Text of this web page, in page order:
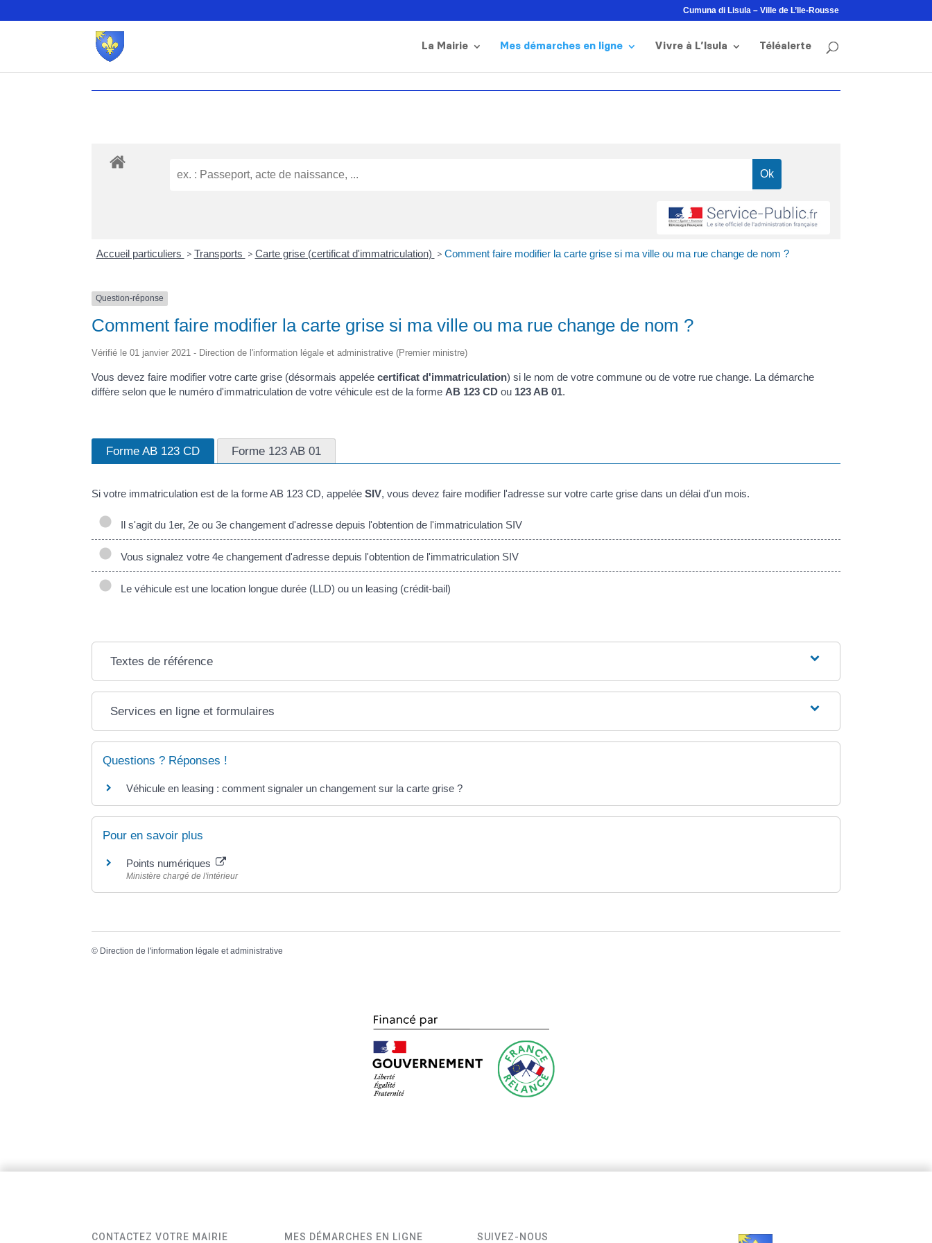
Cumuna di Lisula – Ville de L’Ile-Rousse
La Mairie Mes démarches en ligne Vivre à L’Isula Téléalerte
Accueil particuliers > Transports > Carte grise (certificat d'immatriculation) > Comment faire modifier la carte grise si ma ville ou ma rue change de nom ?
Question-réponse
Comment faire modifier la carte grise si ma ville ou ma rue change de nom ?
Vérifié le 01 janvier 2021 - Direction de l'information légale et administrative (Premier ministre)
Vous devez faire modifier votre carte grise (désormais appelée certificat d'immatriculation) si le nom de votre commune ou de votre rue change. La démarche
diffère selon que le numéro d'immatriculation de votre véhicule est de la forme AB 123 CD ou 123 AB 01.
Forme AB 123 CD Forme 123 AB 01
Si votre immatriculation est de la formeAB 123 CD, appelée SIV, vous devez faire modifier l'adresse sur votre carte grise dans un délai d'un mois.
Il s'agit du 1er, 2e ou 3e changement d'adresse depuis l'obtention de l'immatriculation SIV
Vous signalez votre 4e changement d'adresse depuis l'obtention de l'immatriculation SIV
Le véhicule est une location longue durée (LLD) ou un leasing (crédit-bail)
Textes de référence
Services en ligne et formulaires
Questions ? Réponses !
Véhicule en leasing : comment signaler un changement sur la carte grise ?
Pour en savoir plus
Points numériques
Ministère chargé de l'intérieur
© Direction de l'information légale et administrative
CONTACTEZ VOTRE MAIRIE MES DÉMARCHES EN LIGNE SUIVEZ-NOUS